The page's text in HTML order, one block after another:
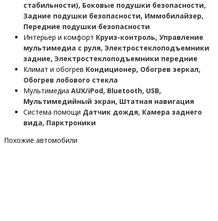
стабильности), Боковые подушки безопасности,
Задние подушки безопасности, Иммобилайзер,
Передние подушки безопасности
Интерьер и комфорт Круиз-контроль, Управление
мультимедиа с руля, Электростеклоподъемники
задние, Электростеклоподъемники передние
Климат и обогрев Кондиционер, Обогрев зеркал,
Обогрев лобового стекла
Мультимедиа AUX/iPod, Bluetooth, USB,
Мультимедийный экран, Штатная навигация
Система помощи Датчик дождя, Камера заднего
вида, Парктроники
Похожие автомобили